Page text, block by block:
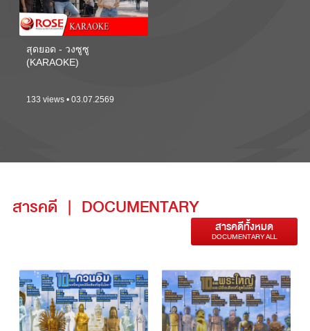
สุดยอด - วงซูซู
(KARAOKE)
133 views • 03.07.2569
สารคดี | DOCUMENTARY
สารคดีทั้งหมด
DOCUMENTARY ALL